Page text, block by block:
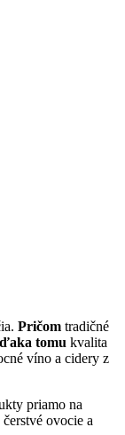
Pričom tradičné
tomu kvalita
víno a cidery z
priamo na
ovocie a